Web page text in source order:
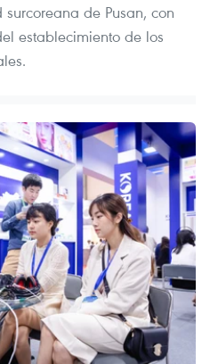
de Pusan, con
establecimiento de los